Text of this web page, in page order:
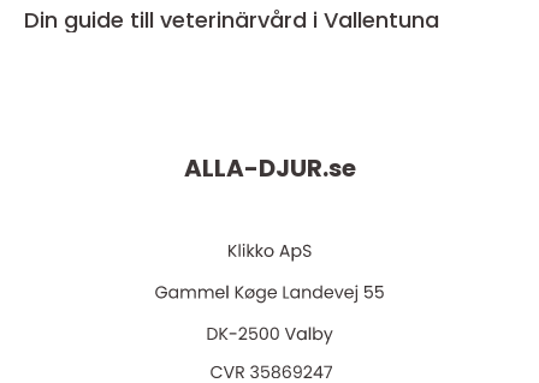
Din guide till veterinärvård i Vallentuna
ALLA-DJUR.se